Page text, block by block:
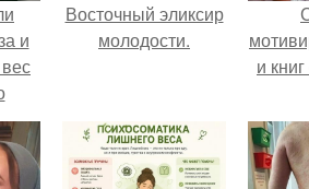
и
Восточный эликсир
молодости.
и